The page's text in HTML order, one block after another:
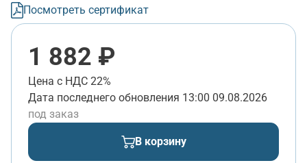
Посмотреть сертификат
1 882 ₽
Цена с НДС 22%
Дата последнего обновления 13:00 09.08.2026
под заказ
В корзину